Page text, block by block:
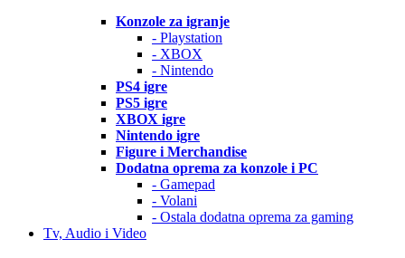
Konzole za igranje
- Playstation
- XBOX
- Nintendo
PS4 igre
PS5 igre
XBOX igre
Nintendo igre
Figure i Merchandise
Dodatna oprema za konzole i PC
- Gamepad
- Volani
- Ostala dodatna oprema za gaming
Tv, Audio i Video